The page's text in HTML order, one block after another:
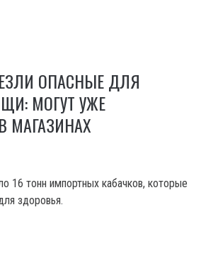
ОПАСНЫЕ ДЛЯ
МОГУТ УЖЕ
МАГАЗИНАХ
16 тонн импортных кабачков, которые
здоровья.